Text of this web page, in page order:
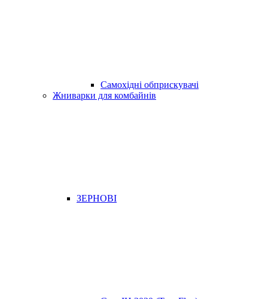
Самохідні обприскувачі
Жниварки для комбайнів
ЗЕРНОВІ